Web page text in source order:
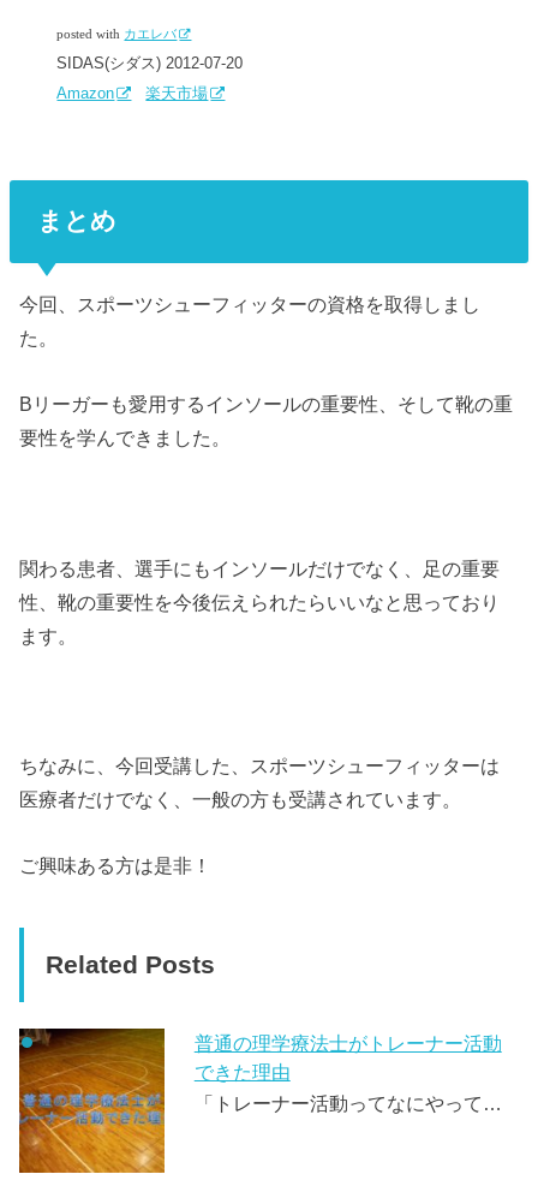
posted with カエレバ
SIDAS(シダス) 2012-07-20
Amazon
楽天市場
まとめ
今回、スポーツシューフィッターの資格を取得しまし
た。
Bリーガーも愛用するインソールの重要性、そして靴の重
要性を学んできました。
関わる患者、選手にもインソールだけでなく、足の重要
性、靴の重要性を今後伝えられたらいいなと思っており
ます。
ちなみに、今回受講した、スポーツシューフィッターは
医療者だけでなく、一般の方も受講されています。
ご興味ある方は是非！
Related Posts
普通の理学療法士がトレーナー活動
できた理由
「トレーナー活動ってなにやって…